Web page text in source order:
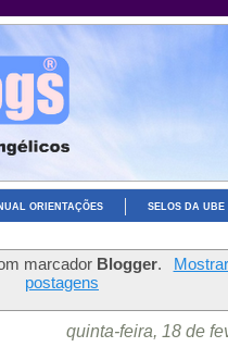
ORIENTAÇÕES SELOS DA UBE
marcador Blogger.
postagens
quinta-feira, 18 de